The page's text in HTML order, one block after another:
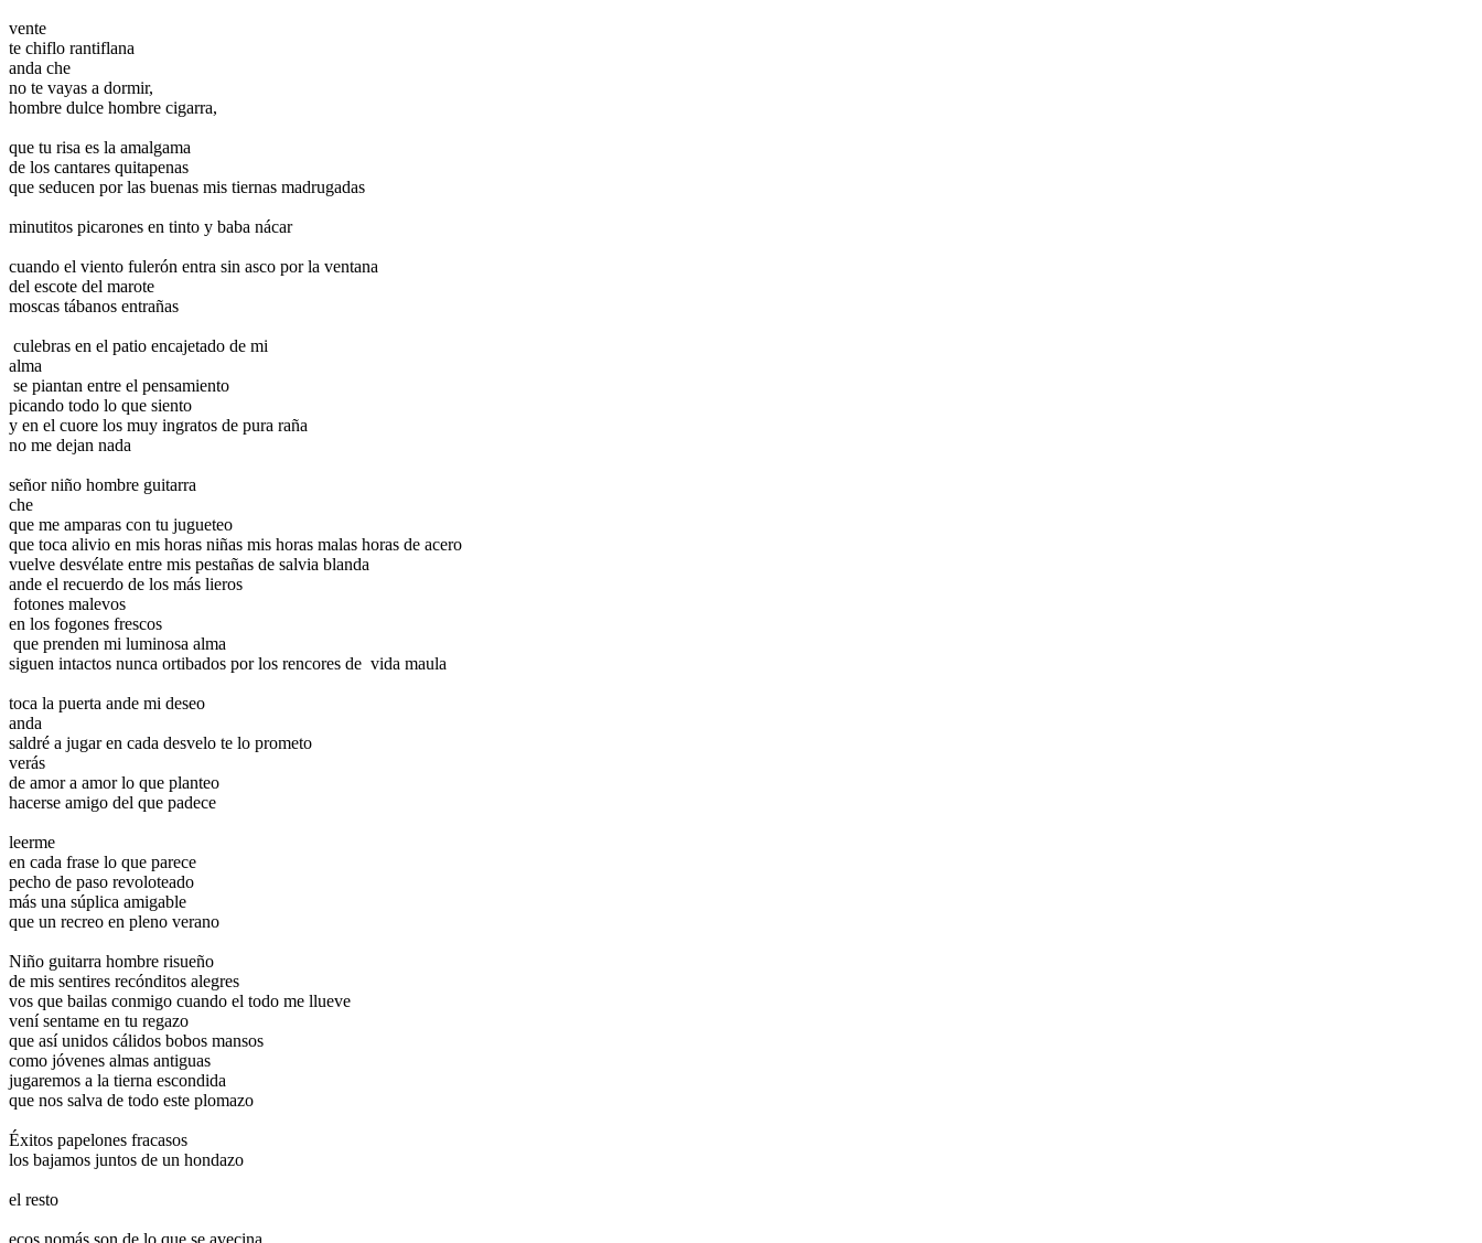
vente
te chiflo rantiflana
anda che
no te vayas a dormir,
hombre dulce hombre cigarra,
que tu risa es la amalgama
de los cantares quitapenas
que seducen por las buenas mis tiernas madrugadas
minutitos picarones en tinto y baba nácar
cuando el viento fulerón entra sin asco por la ventana
del escote del marote
moscas tábanos entrañas
culebras en el patio encajetado de mi
alma
se piantan entre el pensamiento
picando todo lo que siento
y en el cuore los muy ingratos de pura raña
no me dejan nada
señor niño hombre guitarra
che
que me amparas con tu jugueteo
que toca alivio en mis horas niñas mis horas malas horas de acero
vuelve desvélate entre mis pestañas de salvia blanda
ande el recuerdo de los más lieros
fotones malevos
en los fogones frescos
que prenden mi luminosa alma
siguen intactos nunca ortibados por los rencores de vida maula
toca la puerta ande mi deseo
anda
saldré a jugar en cada desvelo te lo prometo
verás
de amor a amor lo que planteo
hacerse amigo del que padece
leerme
en cada frase lo que parece
pecho de paso revoloteado
más una súplica amigable
que un recreo en pleno verano
Niño guitarra hombre risueño
de mis sentires recónditos alegres
vos que bailas conmigo cuando el todo me llueve
vení sentame en tu regazo
que así unidos cálidos bobos mansos
como jóvenes almas antiguas
jugaremos a la tierna escondida
que nos salva de todo este plomazo
Éxitos papelones fracasos
los bajamos juntos de un hondazo
el resto